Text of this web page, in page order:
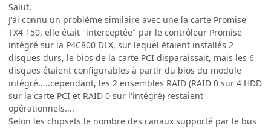
Salut,
J'ai connu un problème similaire avec une la carte Promise
TX4 150, elle était "interceptée" par le contrôleur Promise
intégré sur la P4C800 DLX, sur lequel étaient installés 2
disques durs, le bios de la carte PCI disparaissait, mais les 6
disques étaient configurables à partir du bios du module
intégré.....cependant, les 2 ensembles RAID (RAID 0 sur 4 HDD
sur la carte PCI et RAID 0 sur l'intégré) restaient
opérationnels....
Selon les chipsets le nombre des canaux supporté par le bus